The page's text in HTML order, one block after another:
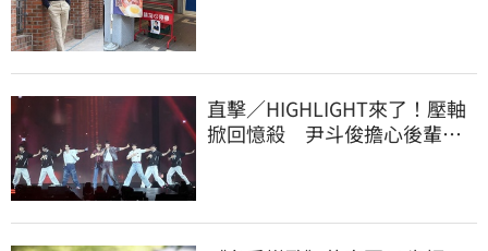
直擊／HIGHLIGHT來了！壓軸
掀回憶殺 尹斗俊擔心後輩太